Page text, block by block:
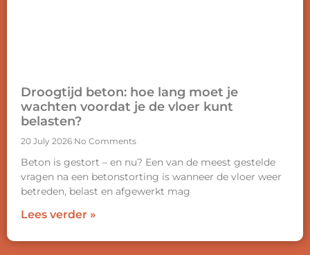
Droogtijd beton: hoe lang moet je
wachten voordat je de vloer kunt
belasten?
20 July 2026 No Comments
Beton is gestort – en nu? Een van de meest gestelde
vragen na een betonstorting is wanneer de vloer weer
betreden, belast en afgewerkt mag
Lees verder »